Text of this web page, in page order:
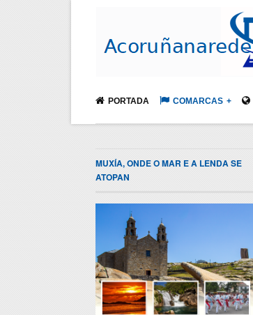
PORTADA COMARCAS
MUXÍA, ONDE O MAR E A LENDA SE
ATOPAN